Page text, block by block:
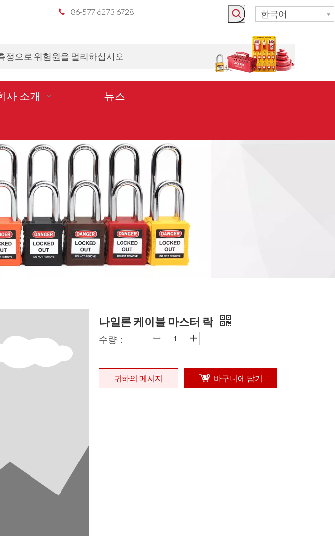
+ 86-577 6273 6728 한국어
으로 위험원을 멀리하십시오
사 소개 뉴스
나일론 케이블 마스터 락
수량：
귀하의 메시지 바구니에 담기